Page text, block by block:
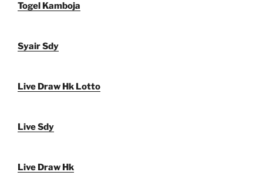
Togel Kamboja
Syair Sdy
Live Draw Hk Lotto
Live Sdy
Live Draw Hk